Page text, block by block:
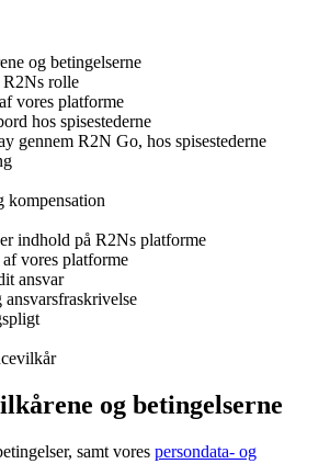
og betingelserne
rolle
vores platforme
hos spisestederne
gennem R2N Go, hos spisestederne
kompensation
indhold på R2Ns platforme
vores platforme
ansvar
ansvarsfraskrivelse
og betingelserne
samt vores persondata- og